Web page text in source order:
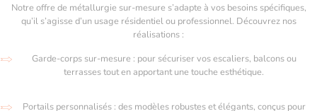
Notre offre de métallurgie sur-mesure s’adapte à vos besoins spécifiques,
qu’il s’agisse d’un usage résidentiel ou professionnel. Découvrez nos
réalisations :
Garde-corps sur-mesure : pour sécuriser vos escaliers, balcons ou
terrasses tout en apportant une touche esthétique.
Portails personnalisés : des modèles robustes et élégants, conçus pour